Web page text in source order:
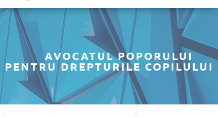
AVOCATUL POPORULUI
PENTRU DREPTURILE COPILULUI